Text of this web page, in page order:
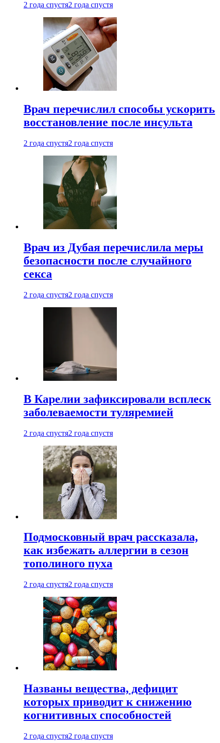
2 года спустя2 года спустя
Врач перечислил способы ускорить
восстановление после инсульта
2 года спустя2 года спустя
Врач из Дубая перечислила меры
безопасности после случайного
секса
2 года спустя2 года спустя
В Карелии зафиксировали всплеск
заболеваемости туляремией
2 года спустя2 года спустя
Подмосковный врач рассказала,
как избежать аллергии в сезон
тополиного пуха
2 года спустя2 года спустя
Названы вещества, дефицит
которых приводит к снижению
когнитивных способностей
2 года спустя2 года спустя